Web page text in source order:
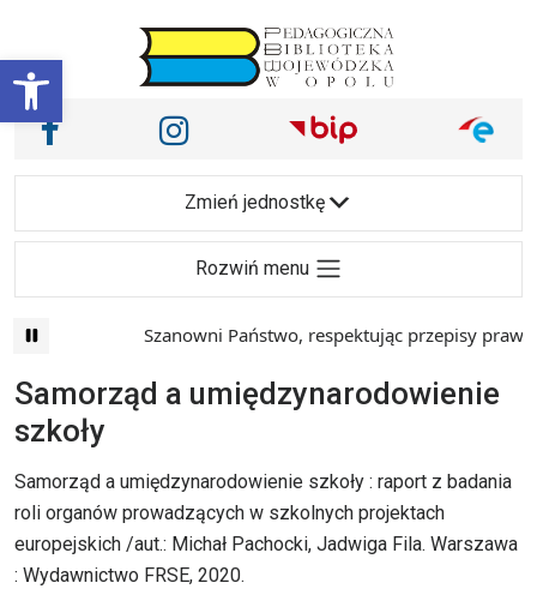
Otwórz pasek narzędzi
Main Navigation
Nasze media społecznościowe i inne
Facebook Instagram
Zmień jednostkę
Rozwiń menu
Szanowni Państwo, respektując przepisy prawa
Samorząd a umiędzynarodowienie
szkoły
Samorząd a umiędzynarodowienie szkoły : raport z badania
roli organów prowadzących w szkolnych projektach
europejskich /aut.: Michał Pachocki, Jadwiga Fila. Warszawa
: Wydawnictwo FRSE, 2020.